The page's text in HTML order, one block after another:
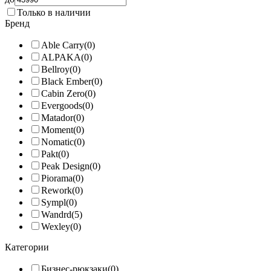
Только в наличии
Бренд
Able Carry(0)
ALPAKA(0)
Bellroy(0)
Black Ember(0)
Cabin Zero(0)
Evergoods(0)
Matador(0)
Moment(0)
Nomatic(0)
Pakt(0)
Peak Design(0)
Piorama(0)
Rework(0)
Sympl(0)
Wandrd(5)
Wexley(0)
Категории
Бизнес-рюкзаки(0)